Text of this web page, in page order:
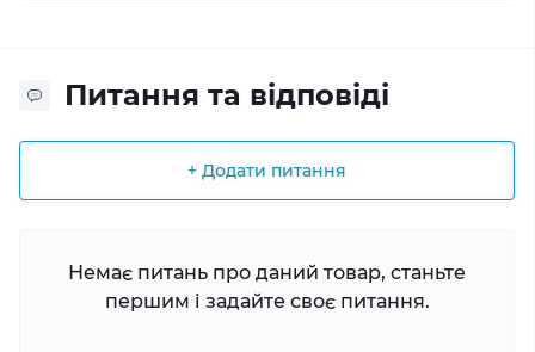
Питання та відповіді
+ Додати питання
Немає питань про даний товар, станьте
першим і задайте своє питання.